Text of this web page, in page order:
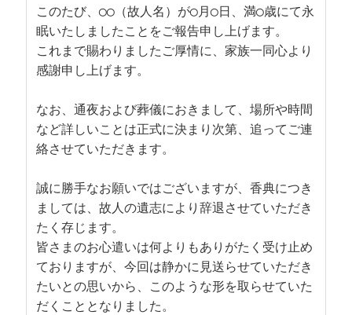
このたび、◯◯（故人名）が◯月◯日、満◯歳にて永
眠いたしましたことをご報告申し上げます。
これまで賜わりましたご厚情に、家族一同心より
感謝申し上げます。
なお、通夜および葬儀におきまして、場所や時間
など詳しいことは正式に決まり次第、追ってご連
絡させていただきます。
誠に勝手なお願いではございますが、香典につき
ましては、故人の遺志により辞退させていただき
たく存じます。
皆さまのお心遣いは何よりもありがたく受け止め
ておりますが、今回は静かに見送らせていただき
たいとの思いから、このような形を取らせていた
だくこととなりました。